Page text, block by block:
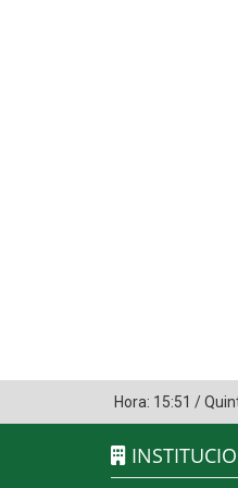
Hora: 15:51 /